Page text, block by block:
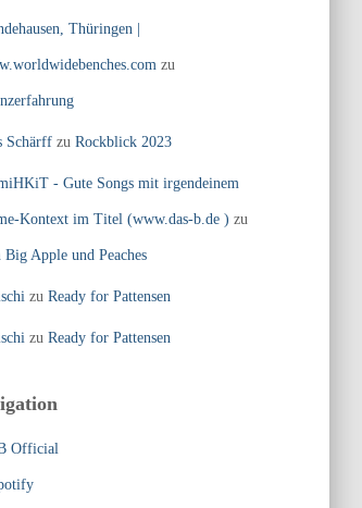
Thüringen |
zu
Schärffzu Rockblick 2023
- Gute Songs mit irgendeinem
Kontext im Titel (www.das-b.de ) zu
Big Apple und Peaches
zu Ready for Pattensen
zu Ready for Pattensen
Official